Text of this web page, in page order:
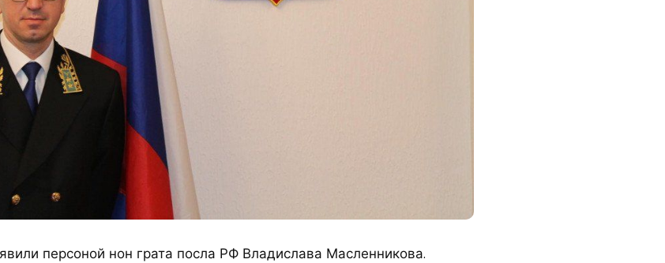
персоной нон грата посла РФ Владислава Масленникова.